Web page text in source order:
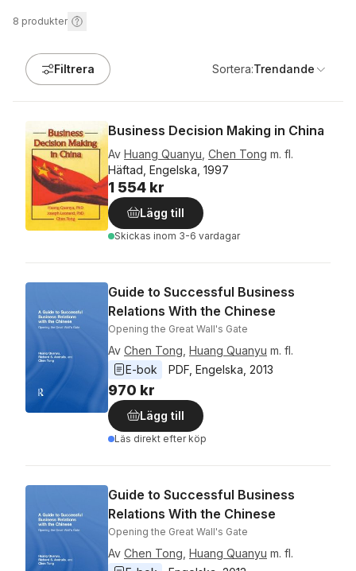
8 produkter
Filtrera Sortera:Trendande
Business Decision Making in China
Av Huang Quanyu Chen Tong m. fl.
Häftad, Engelska, 1997
1 554 kr
Lägg till
Skickas inom 3-6 vardagar
Guide to Successful Business
Relations With the Chinese
Opening the Great Wall's Gate
Av Chen Tong Huang Quanyu m. fl.
E-bok
PDF Engelska 2013
970 kr
Lägg till
Läs direkt efter köp
Guide to Successful Business
Relations With the Chinese
Opening the Great Wall's Gate
Av Chen Tong Huang Quanyu m. fl.